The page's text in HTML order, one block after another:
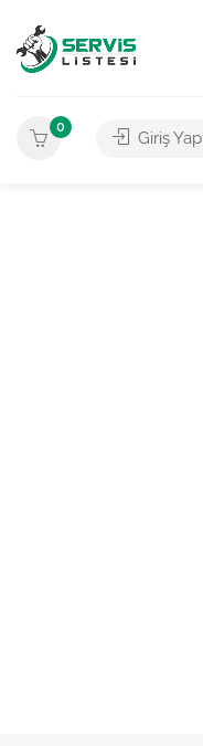
0
Giriş Yap